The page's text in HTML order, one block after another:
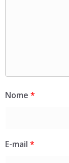
Nome *
E-mail *